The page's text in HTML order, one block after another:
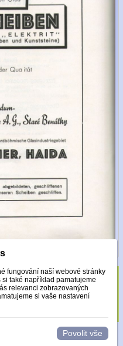
Made with
www.wexbo.com
fungování naší webové stránky
také například pamatujeme
relevanci zobrazovaných
si vaše nastavení
Povolit vše